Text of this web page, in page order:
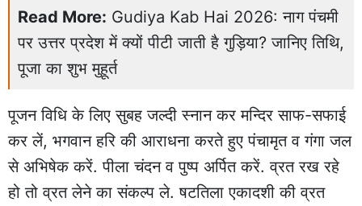
Read More: Gudiya Kab Hai 2026: नाग पंचमी
पर उत्तर प्रदेश में क्यों पीटी जाती है गुड़िया? जानिए तिथि,
पूजा का शुभ मुहूर्त
पूजन विधि के लिए सुबह जल्दी स्नान कर मन्दिर साफ-सफाई
कर लें, भगवान हरि की आराधना करते हुए पंचामृत व गंगा जल
से अभिषेक करें. पीला चंदन व पुष्प अर्पित करें. व्रत रख रहे
हो तो व्रत लेने का संकल्प ले. षटतिला एकादशी की व्रत